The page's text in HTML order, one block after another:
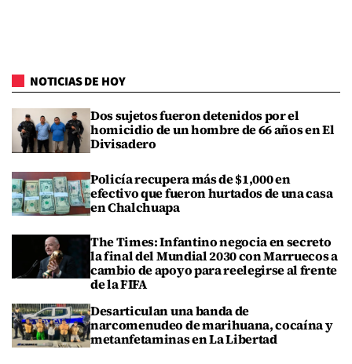
NOTICIAS DE HOY
Dos sujetos fueron detenidos por el
homicidio de un hombre de 66 años en El
Divisadero
Policía recupera más de $1,000 en
efectivo que fueron hurtados de una casa
en Chalchuapa
The Times: Infantino negocia en secreto
la final del Mundial 2030 con Marruecos a
cambio de apoyo para reelegirse al frente
de la FIFA
Desarticulan una banda de
narcomenudeo de marihuana, cocaína y
metanfetaminas en La Libertad